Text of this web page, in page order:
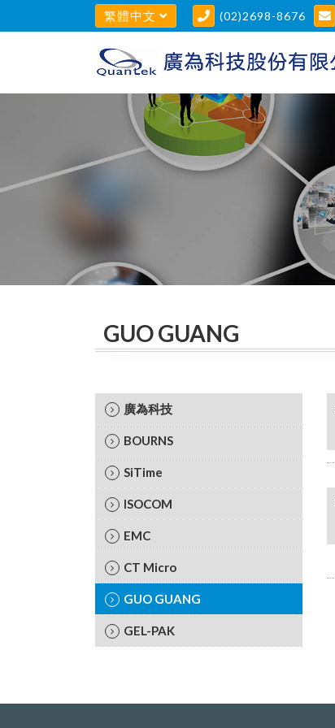
(02)2698-8676
繁體中文
GUO GUANG
廣為科技
BOURNS
SiTime
ISOCOM
EMC
CT Micro
GUO GUANG
GEL-PAK